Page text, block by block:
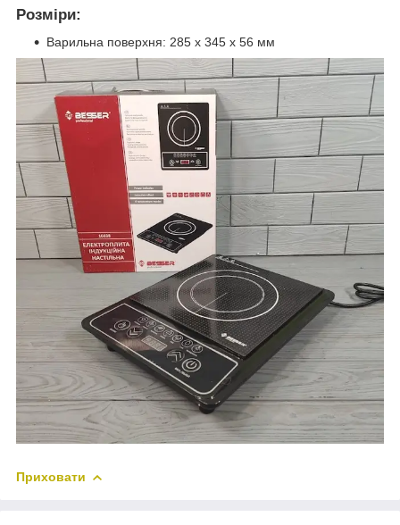
Розміри:
Варильна поверхня: 285 х 345 х 56 мм
Приховати